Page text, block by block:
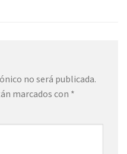
no será publicada.
marcados con *